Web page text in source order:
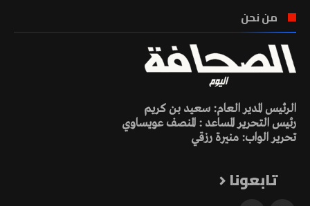
من نحن
الرئيس المدير العام: سعيد بن كريم
رئيس التحرير المساعد : المنصف عويساوي
تحرير الواب: منيرة رزقي
تابعونا